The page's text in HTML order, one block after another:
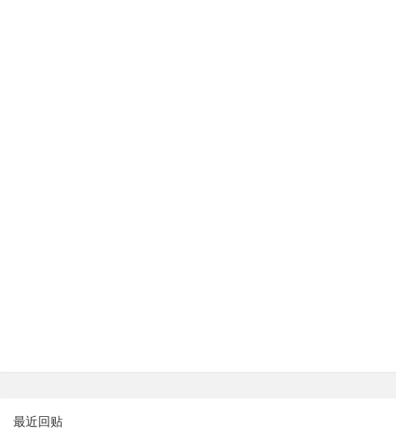
最近回贴